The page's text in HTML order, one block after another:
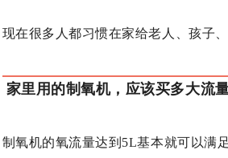
现在很多人都习惯在家给老人、孩子
家里用的制氧机，应该买多大流
制氧机的氧流量达到5L基本就可以满